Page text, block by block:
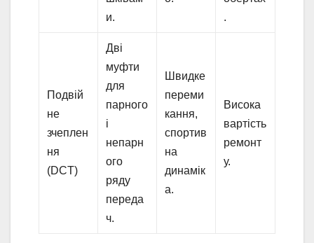
и.
.
Подвій
не
зчеплен
ня
(DCT)
Дві
муфти
для
парного
і
непарн
ого
ряду
переда
ч.
Швидке
переми
кання,
спортив
на
динамік
а.
Висока
вартість
ремонт
у.